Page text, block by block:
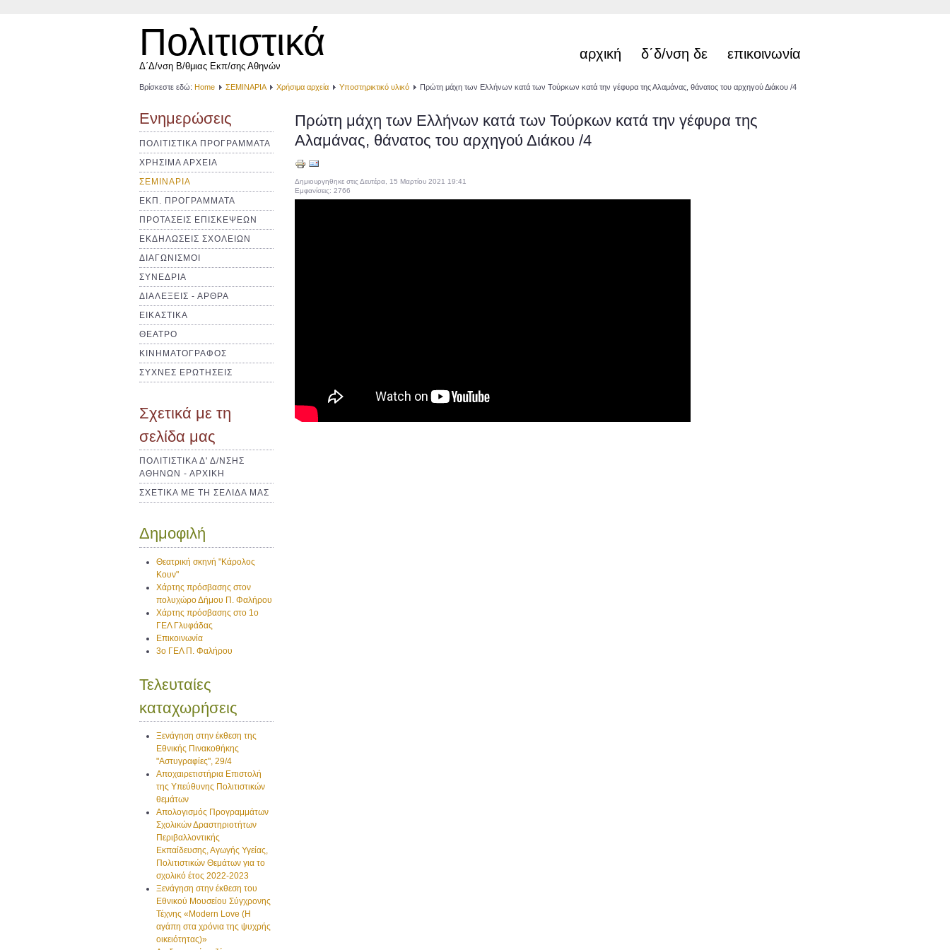
Πολιτιστικά
Δ΄Δ/νση Β/θμιας Εκπ/σης Αθηνών
αρχική δ΄δ/νση δε επικοινωνία
Βρίσκεστε εδώ: Home ΣΕΜΙΝΑΡΙΑ Χρήσιμα αρχεία Υποστηρικτικό υλικό Πρώτη μάχη των Ελλήνων κατά των Τούρκων κατά την γέφυρα της Αλαμάνας, θάνατος του αρχηγού Διάκου /4
Ενημερώσεις
ΠΟΛΙΤΙΣΤΙΚΑ ΠΡΟΓΡΑΜΜΑΤΑ
ΧΡΗΣΙΜΑ ΑΡΧΕΙΑ
ΣΕΜΙΝΑΡΙΑ
ΕΚΠ. ΠΡΟΓΡΑΜΜΑΤΑ
ΠΡΟΤΑΣΕΙΣ ΕΠΙΣΚΕΨΕΩΝ
ΕΚΔΗΛΩΣΕΙΣ ΣΧΟΛΕΙΩΝ
ΔΙΑΓΩΝΙΣΜΟΙ
ΣΥΝΕΔΡΙΑ
ΔΙΑΛΕΞΕΙΣ - ΑΡΘΡΑ
ΕΙΚΑΣΤΙΚΑ
ΘΕΑΤΡΟ
ΚΙΝΗΜΑΤΟΓΡΑΦΟΣ
ΣΥΧΝΕΣ ΕΡΩΤΗΣΕΙΣ
Σχετικά με τη
σελίδα μας
ΠΟΛΙΤΙΣΤΙΚΑ Δ' Δ/ΝΣΗΣ
ΑΘΗΝΩΝ - ΑΡΧΙΚΗ
ΣΧΕΤΙΚΑ ΜΕ ΤΗ ΣΕΛΙΔΑ ΜΑΣ
Δημοφιλή
Θεατρική σκηνή "Κάρολος
Κουν"
Χάρτης πρόσβασης στον
πολυχώρο Δήμου Π. Φαλήρου
Χάρτης πρόσβασης στο 1ο
ΓΕΛ Γλυφάδας
Επικοινωνία
3ο ΓΕΛ Π. Φαλήρου
Τελευταίες
καταχωρήσεις
Ξενάγηση στην έκθεση της
Εθνικής Πινακοθήκης
"Αστυγραφίες", 29/4
Αποχαιρετιστήρια Επιστολή
της Υπεύθυνης Πολιτιστικών
θεμάτων
Απολογισμός Προγραμμάτων
Σχολικών Δραστηριοτήτων
Περιβαλλοντικής
Εκπαίδευσης, Αγωγής Υγείας,
Πολιτιστικών Θεμάτων για το
σχολικό έτος 2022-2023
Ξενάγηση στην έκθεση του
Εθνικού Μουσείου Σύγχρονης
Τέχνης «Modern Love (H
αγάπη στα χρόνια της ψυχρής
οικειότητας)»
Πρώτη μάχη των Ελλήνων κατά των Τούρκων κατά την γέφυρα της
Αλαμάνας, θάνατος του αρχηγού Διάκου /4
Δημιουργηθηκε στις Δευτέρα, 15 Μαρτίου 2021 19:41
Εμφανίσεις: 2766